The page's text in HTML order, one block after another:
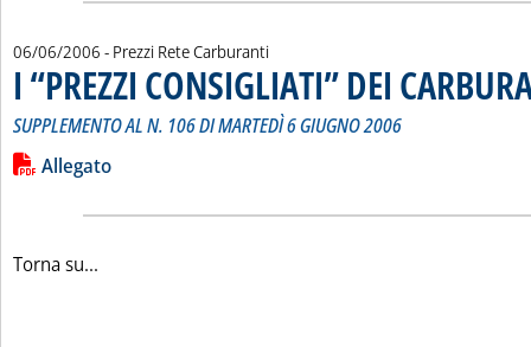
06/06/2006 - Prezzi Rete Carburanti
I “PREZZI CONSIGLIATI” DEI
SUPPLEMENTO AL N. 106 DI MARTEDÌ 6 GIUGNO 2006
Leggi tutta la notizia: 'I “PREZZI CONSIGLIATI” DEI
Lista allegati PDF alla notizia
Allegato
Torna su...